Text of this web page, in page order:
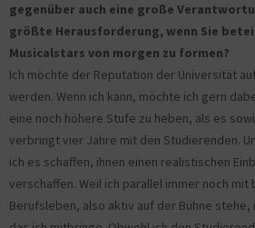
gegenüber auch eine große
größte Herausforderung, wenn Sie
Musicalstars von morgen zu formen?
Ich möchte der Reputation der Universität
werden. Wenn ich kann, möchte ich gern
eine noch höhere Stufe zu heben, als es
verbringt vier Jahre mit den Studierenden.
ich es schaffen, ihnen einen realistischen
verschaffen. Weil ich parallel immer noch mit
Berufsleben, also aktiv auf der Bühne stehe,